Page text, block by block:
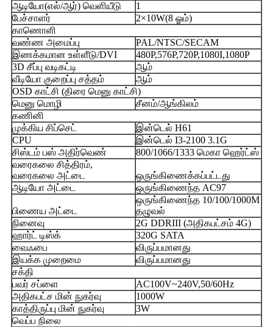
ஆடியோ(எல்/ஆர்) வெளியீடு
1
பேச்சாளர்
2×10W(8 ஓம்)
காணொளி
வண்ண அமைப்பு
PAL/NTSC/SECAM
இணக்கமான உள்ளீடு/DVI
480P,576P,720P,1080I,1080P
3D சீப்பு வடிகட்டி
ஆம்
வீடியோ குறைப்பு சத்தம்
ஆம்
OSD காட்சி (திரை மெனு காட்சி)
மெனு மொழி
சீனம்/ஆங்கிலம்
கணினி
முக்கிய சிப்செட்
இன்டெல் H61
CPU
இன்டெல் I3-2100 3.1G
சிஸ்டம் பஸ் அதிர்வெண்
800/1066/1333 மெகா ஹெர்ட்ஸ்
வரைகலை சித்திரம்,
வரைகலை அட்டை
ஒருங்கிணைக்கப்பட்டது
ஆடியோ அட்டை
ஒருங்கிணைந்த AC97
பிணைய அட்டை
ஒருங்கிணைந்த 10/100/1000M
தழுவல்
நினைவு
2G DDRIII (அதிகபட்சம் 4G)
ஹார்ட் டிஸ்க்
320G SATA
வைஃபை
விருப்பமானது
இயக்க முறைமை
விருப்பமானது
சக்தி
பவர் சப்ளை
AC100V~240V,50/60Hz
அதிகபட்ச மின் நுகர்வு
1000W
காத்திருப்பு மின் நுகர்வு
3W
வெப்ப நிலை